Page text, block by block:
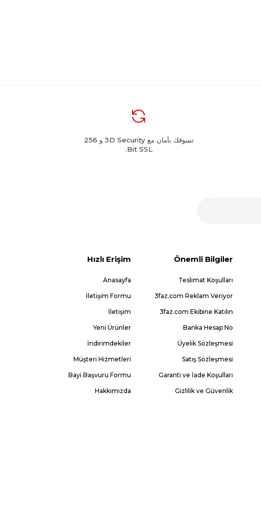
تسوقك بأمان مع 3D Security و 256
Bit SSL.
Önemli Bilgiler
Teslimat Koşulları
3faz.com Reklam Veriyor
3faz.com Ekibine Katılın
Banka Hesap No
Üyelik Sözleşmesi
Satış Sözleşmesi
Garanti ve İade Koşulları
Gizlilik ve Güvenlik
Hızlı Erişim
Anasayfa
İletişim Formu
İletişim
Yeni Ürünler
İndirimdekiler
Müşteri Hizmetleri
Bayi Başvuru Formu
Hakkımızda